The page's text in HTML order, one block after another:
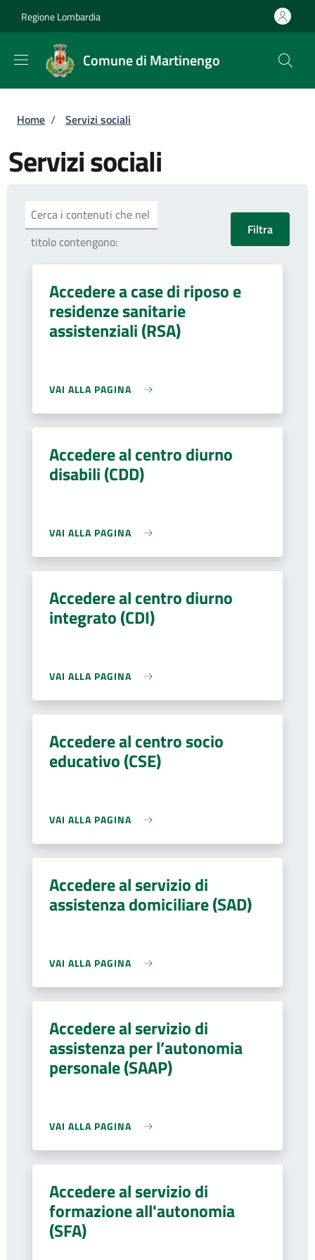
Regione Lombardia
Comune di Martinengo
Briciole di pane
Home / Servizi sociali
Servizi sociali
Cerca i contenuti che nel
titolo contengono:
Accedere a case di riposo e
residenze sanitarie
assistenziali (RSA)
VAI ALLA PAGINA
Accedere al centro diurno
disabili (CDD)
VAI ALLA PAGINA
Accedere al centro diurno
integrato (CDI)
VAI ALLA PAGINA
Accedere al centro socio
educativo (CSE)
VAI ALLA PAGINA
Accedere al servizio di
assistenza domiciliare (SAD)
VAI ALLA PAGINA
Accedere al servizio di
assistenza per l’autonomia
personale (SAAP)
VAI ALLA PAGINA
Accedere al servizio di
formazione all'autonomia
(SFA)